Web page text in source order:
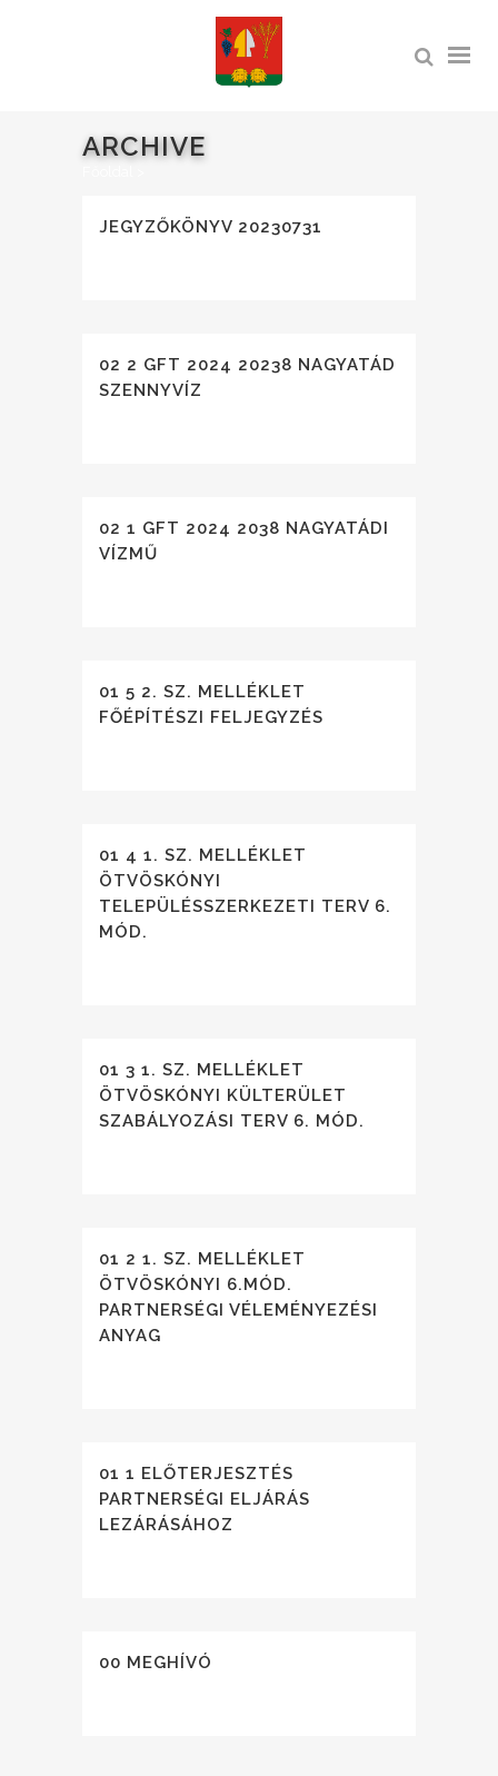
ARCHIVE
JEGYZŐKÖNYV 20230731
02 2 GFT 2024 20238 NAGYATÁD
SZENNYVÍZ
02 1 GFT 2024 2038 NAGYATÁDI
VÍZMŰ
01 5 2. SZ. MELLÉKLET
FŐÉPÍTÉSZI FELJEGYZÉS
01 4 1. SZ. MELLÉKLET
ÖTVÖSKÓNYI
TELEPÜLÉSSZERKEZETI TERV 6.
MÓD.
01 3 1. SZ. MELLÉKLET
ÖTVÖSKÓNYI KÜLTERÜLET
SZABÁLYOZÁSI TERV 6. MÓD.
01 2 1. SZ. MELLÉKLET
ÖTVÖSKÓNYI 6.MÓD.
PARTNERSÉGI VÉLEMÉNYEZÉSI
ANYAG
01 1 ELŐTERJESZTÉS
PARTNERSÉGI ELJÁRÁS
LEZÁRÁSÁHOZ
00 MEGHÍVÓ